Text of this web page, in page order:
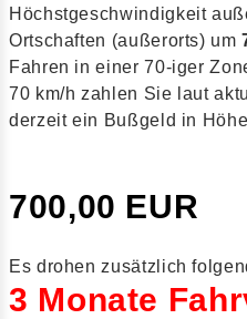
Höchstgeschwindigkeit
Ortschaften (außerorts) um
Fahren in einer 70-iger
70 km/h zahlen Sie laut
derzeit ein Bußgeld in
700,00 EUR
Es drohen zusätzlich
3 Monate